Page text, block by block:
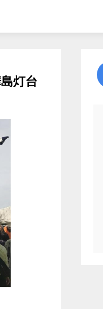
灯台